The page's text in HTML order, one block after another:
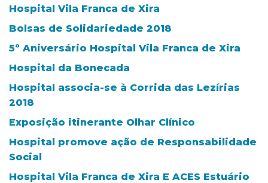
Hospital Vila Franca de Xira
Bolsas de Solidariedade 2018
5º Aniversário Hospital Vila Franca de Xira
Hospital da Bonecada
Hospital associa-se à Corrida das Lezírias
2018
Exposição itinerante Olhar Clínico
Hospital promove ação de Responsabilidade
Social
Hospital Vila Franca de Xira E ACES Estuário